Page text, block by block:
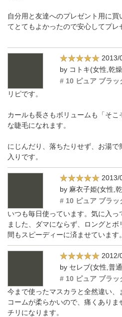
自分用と友達へのプレゼント用に
てとてもよかったので安心してプ
2013/
by コトキ(女性,乾
# 10 ピュア ブラッ
リピです。
カールも長さもボリュームも「そ
な睫毛になれます。
にじんだり、落ちたりせず、お湯
入りです。
2013/
by 麻衣子姫(女性,
# 10 ピュア ブラッ
いつも毎日使っています。気に入
ました、ダマにならず、ロングと
間もスピーディーに済ませています。
2012/
by セレブ(女性,普
# 10 ピュア ブラッ
今まで使ったマスカラと全然違い
コームが柔らかいので、痛くあり
チリになります。